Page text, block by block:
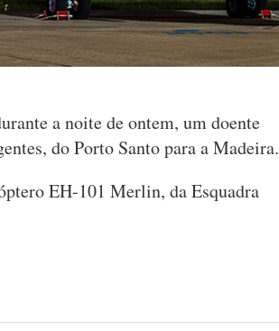
a noite de ontem, um doente
do Porto Santo para a Madeira.
EH-101 Merlin, da Esquadra